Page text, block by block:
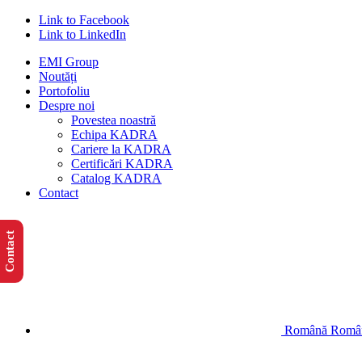
Link to Facebook
Link to LinkedIn
EMI Group
Noutăți
Portofoliu
Despre noi
Povestea noastră
Echipa KADRA
Cariere la KADRA
Certificări KADRA
Catalog KADRA
Contact
Română
Contact